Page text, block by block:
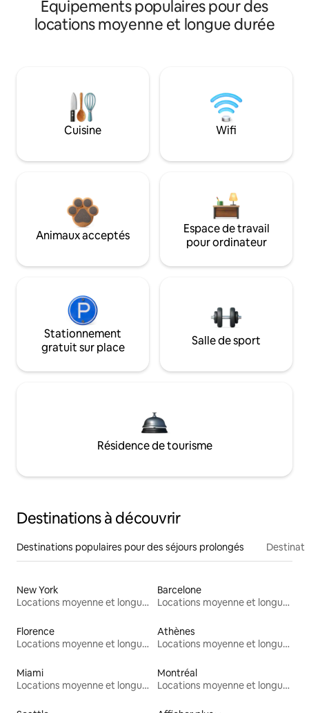
Équipements populaires pour des
locations moyenne et longue durée
Cuisine Wifi
Animaux acceptés
Espace de travail
pour ordinateur
Stationnement
gratuit sur place
Salle de sport
Résidence de tourisme
Destinations à découvrir
Destinations populaires pour des séjours prolongés
New York
Locations moyenne et longue durée
Barcelone
Locations moyenne et longue durée
Florence
Locations moyenne et longue durée
Athènes
Locations moyenne et longue durée
Miami
Locations moyenne et longue durée
Montréal
Locations moyenne et longue durée